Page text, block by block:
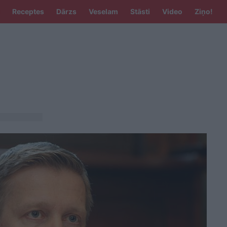
Receptes Dārzs Veselam Stāsti Video Ziņo!